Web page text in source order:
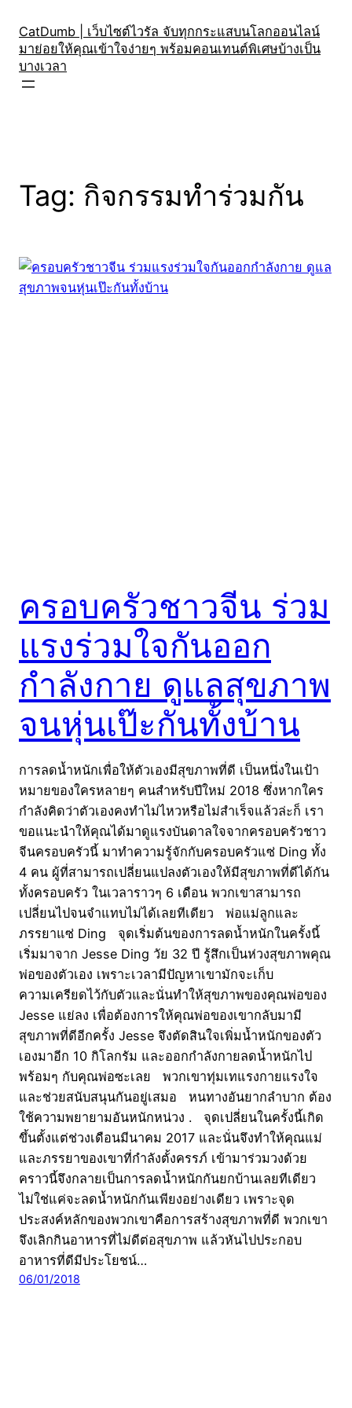
content
CatDumb | เว็บไซต์ไวรัล จับทุกกระแสบนโลกออนไลน์
มาย่อยให้คุณเข้าใจง่ายๆ พร้อมคอนเทนต์พิเศษบ้างเป็น
บางเวลา
Tag: กิจกรรมทำร่วมกัน
ครอบครัวชาวจีน ร่วม
แรงร่วมใจกันออก
กำลังกาย ดูแลสุขภาพ
จนหุ่นเป๊ะกันทั้งบ้าน
การลดน้ำหนักเพื่อให้ตัวเองมีสุขภาพที่ดี เป็นหนึ่งในเป้า
หมายของใครหลายๆ คนสำหรับปีใหม่ 2018 ซึ่งหากใคร
กำลังคิดว่าตัวเองคงทำไม่ไหวหรือไม่สำเร็จแล้วล่ะก็ เรา
ขอแนะนำให้คุณได้มาดูแรงบันดาลใจจากครอบครัวชาว
จีนครอบครัวนี้ มาทำความรู้จักกับครอบครัวแซ่ Ding ทั้ง
4 คน ผู้ที่สามารถเปลี่ยนแปลงตัวเองให้มีสุขภาพที่ดีได้กัน
ทั้งครอบครัว ในเวลาราวๆ 6 เดือน พวกเขาสามารถ
เปลี่ยนไปจนจำแทบไม่ได้เลยทีเดียว พ่อแม่ลูกและ
ภรรยาแซ่ Ding จุดเริ่มต้นของการลดน้ำหนักในครั้งนี้
เริ่มมาจาก Jesse Ding วัย 32 ปี รู้สึกเป็นห่วงสุขภาพคุณ
พ่อของตัวเอง เพราะเวลามีปัญหาเขามักจะเก็บ
ความเครียดไว้กับตัวและนั่นทำให้สุขภาพของคุณพ่อของ
Jesse แย่ลง เพื่อต้องการให้คุณพ่อของเขากลับมามี
สุขภาพที่ดีอีกครั้ง Jesse จึงตัดสินใจเพิ่มน้ำหนักของตัว
เองมาอีก 10 กิโลกรัม และออกกำลังกายลดน้ำหนักไป
พร้อมๆ กับคุณพ่อซะเลย พวกเขาทุ่มเทแรงกายแรงใจ
และช่วยสนับสนุนกันอยู่เสมอ หนทางอันยากลำบาก ต้อง
ใช้ความพยายามอันหนักหน่วง . จุดเปลี่ยนในครั้งนี้เกิด
ขึ้นตั้งแต่ช่วงเดือนมีนาคม 2017 และนั่นจึงทำให้คุณแม่
และภรรยาของเขาที่กำลังตั้งครรภ์ เข้ามาร่วมวงด้วย
คราวนี้จึงกลายเป็นการลดน้ำหนักกันยกบ้านเลยทีเดียว
ไม่ใช่แค่จะลดน้ำหนักกันเพียงอย่างเดียว เพราะจุด
ประสงค์หลักของพวกเขาคือการสร้างสุขภาพที่ดี พวกเขา
จึงเลิกกินอาหารที่ไม่ดีต่อสุขภาพ แล้วหันไปประกอบ
อาหารที่ดีมีประโยชน์…
06/01/2018